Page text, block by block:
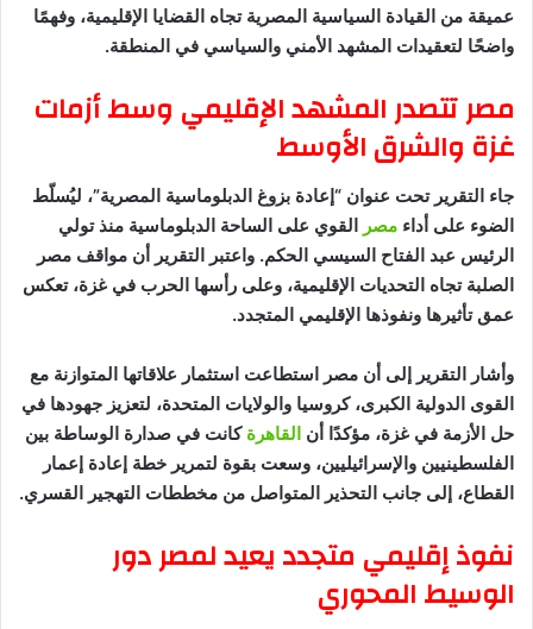
عميقة من القيادة السياسية المصرية تجاه القضايا الإقليمية، وفهمًا
واضحًا لتعقيدات المشهد الأمني والسياسي في المنطقة.
مصر تتصدر المشهد الإقليمي وسط أزمات
غزة والشرق الأوسط
جاء التقرير تحت عنوان “إعادة بزوغ الدبلوماسية المصرية”، ليُسلّط
الضوء على أداء مصر القوي على الساحة الدبلوماسية منذ تولي
الرئيس عبد الفتاح السيسي الحكم. واعتبر التقرير أن مواقف مصر
الصلبة تجاه التحديات الإقليمية، وعلى رأسها الحرب في غزة، تعكس
عمق تأثيرها ونفوذها الإقليمي المتجدد.
وأشار التقرير إلى أن مصر استطاعت استثمار علاقاتها المتوازنة مع
القوى الدولية الكبرى، كروسيا والولايات المتحدة، لتعزيز جهودها في
حل الأزمة في غزة، مؤكدًا أن القاهرة كانت في صدارة الوساطة بين
الفلسطينيين والإسرائيليين، وسعت بقوة لتمرير خطة إعادة إعمار
القطاع، إلى جانب التحذير المتواصل من مخططات التهجير القسري.
نفوذ إقليمي متجدد يعيد لمصر دور
الوسيط المحوري